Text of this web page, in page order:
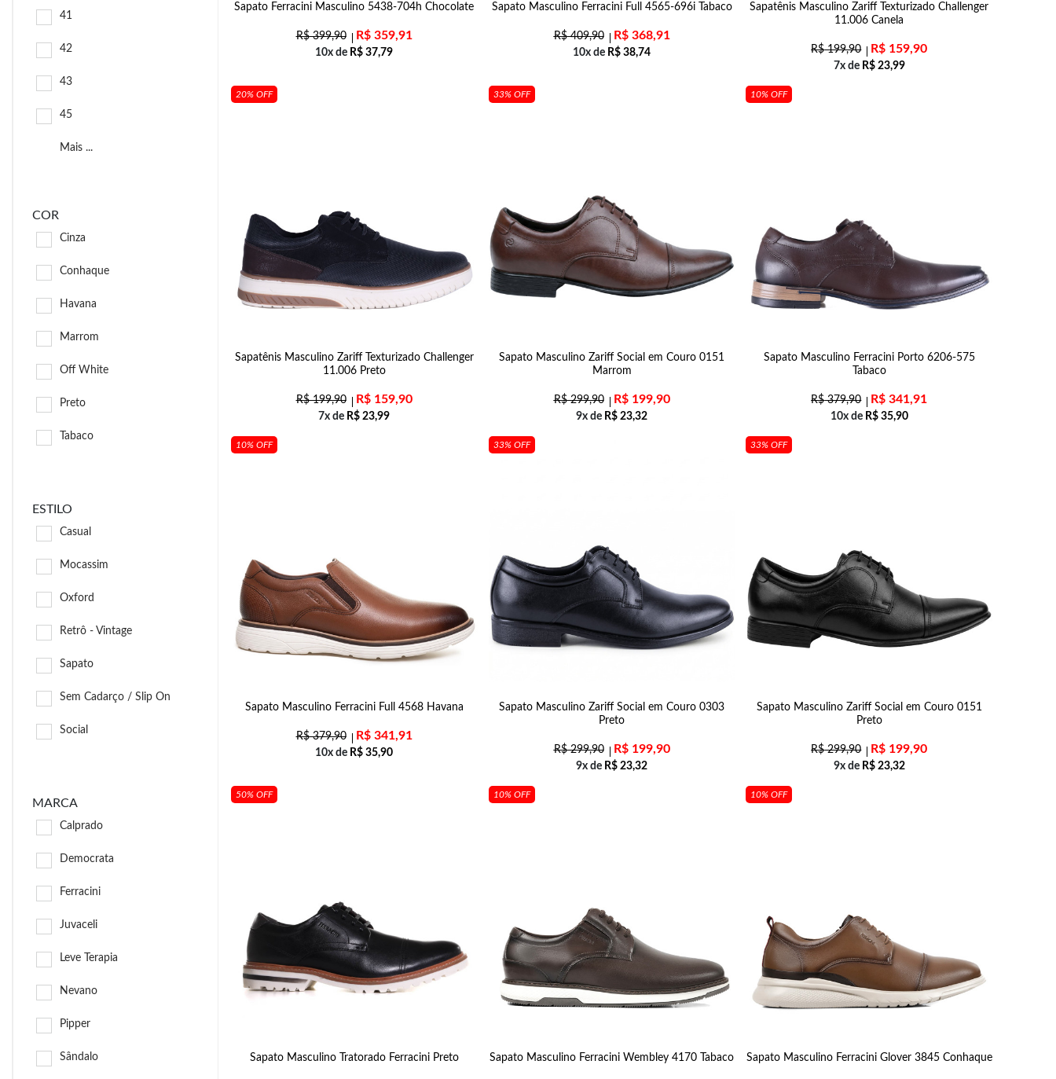
41
42
43
45
Mais ...
COR
Cinza
Conhaque
Havana
Marrom
Off White
Preto
Tabaco
ESTILO
Casual
Mocassim
Oxford
Retrô - Vintage
Sapato
Sem Cadarço / Slip On
Social
MARCA
Calprado
Democrata
Ferracini
Juvaceli
Leve Terapia
Nevano
Pipper
Sândalo
Sapato Ferracini Masculino 5438-704h Chocolate
R$399,90 R$359,91
10x de R$ 37,79
Sapato Masculino Ferracini Full 4565-696i Tabaco
R$409,90 R$368,91
10x de R$ 38,74
Sapatênis Masculino Zariff Texturizado Challenger
11.006 Canela
R$199,90 R$ 159,90
7x de R$23,99
20% OFF
Sapatênis Masculino Zariff Texturizado Challenger
11.006 Preto
R$199,90 R$159,90
7x de R$ 23,99
33% OFF
Sapato Masculino Zariff Social em Couro 0151
Marrom
R$299,90 R$199,90
9x de R$ 23,32
10% OFF
Sapato Masculino Ferracini Porto 6206-575
Tabaco
R$379,90 R$ 341,91
10x de R$35,90
10% OFF
Sapato Masculino Ferracini Full 4568 Havana
R$379,90 R$341,91
10x de R$ 35,90
33% OFF
Sapato Masculino Zariff Social em Couro 0303
Preto
R$299,90 R$199,90
9x de R$ 23,32
33% OFF
Sapato Masculino Zariff Social em Couro 0151
Preto
R$299,90 R$ 199,90
9x de R$23,32
50% OFF
Sapato Masculino Tratorado Ferracini Preto
10% OFF
Sapato Masculino Ferracini Wembley 4170 Tabaco
10% OFF
Sapato Masculino Ferracini Glover 3845 Conhaque